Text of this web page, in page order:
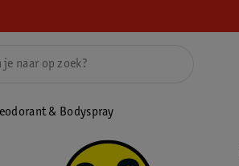
& Bodyspray